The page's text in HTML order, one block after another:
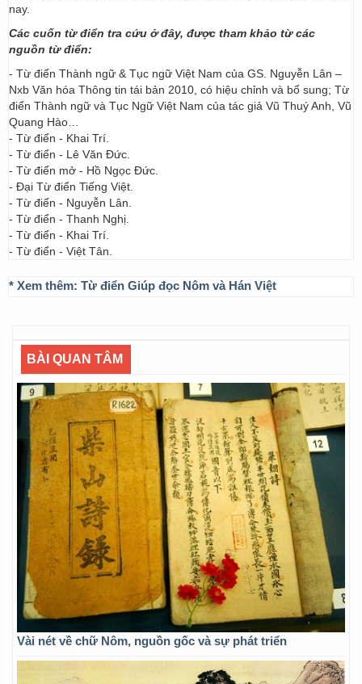
nay.
Các cuốn từ điển tra cứu ở đây, được tham khảo từ các
nguồn từ điển:
- Từ điển Thành ngữ & Tục ngữ Việt Nam của GS. Nguyễn Lân –
Nxb Văn hóa Thông tin tái bản 2010, có hiệu chỉnh và bổ sung; Từ
điển Thành ngữ và Tục Ngữ Việt Nam của tác giả Vũ Thuý Anh, Vũ
Quang Hào…
- Từ điển - Khai Trí.
- Từ điển - Lê Văn Đức.
- Từ điển mở - Hồ Ngọc Đức.
- Đại Từ điển Tiếng Việt.
- Từ điển - Nguyễn Lân.
- Từ điển - Thanh Nghị.
- Từ điển - Khai Trí.
- Từ điển - Việt Tân.
* Xem thêm: Từ điển Giúp đọc Nôm và Hán Việt
BÀI QUAN TÂM
Vài nét về chữ Nôm, nguồn gốc và sự phát triển